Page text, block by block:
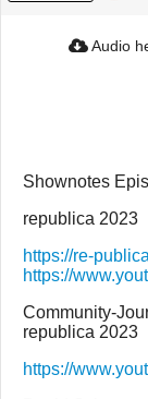
Audio
Shownotes
republica 2023
https://re-
https://
Community-
republica 2023
https://